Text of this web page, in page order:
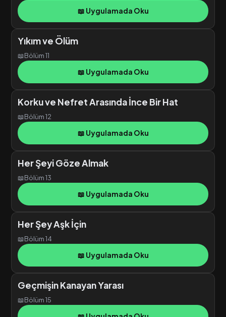
📖 Uygulamada Oku
Yıkım ve Ölüm
📖Bölüm 11
📖 Uygulamada Oku
Korku ve Nefret Arasında İnce Bir Hat
📖Bölüm 12
📖 Uygulamada Oku
Her Şeyi Göze Almak
📖Bölüm 13
📖 Uygulamada Oku
Her Şey Aşk İçin
📖Bölüm 14
📖 Uygulamada Oku
Geçmişin Kanayan Yarası
📖Bölüm 15